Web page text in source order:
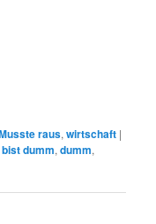
raus,wirtschaft |
dumm,dumm,